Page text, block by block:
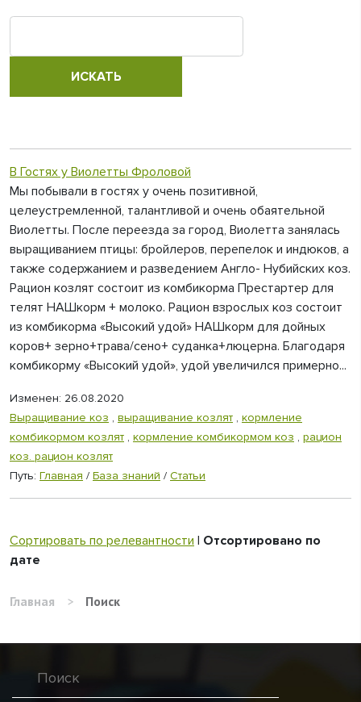
В Гостях у Виолетты Фроловой
Мы побывали в гостях у очень позитивной,
целеустремленной, талантливой и очень обаятельной
Виолетты. После переезда за город, Виолетта занялась
выращиванием птицы: бройлеров, перепелок и индюков, а
также содержанием и разведением Англо- Нубийских коз.
Рацион козлят состоит из комбикорма Престартер для
телят НАШкорм + молоко. Рацион взрослых коз состоит
из комбикорма «Высокий удой» НАШкорм для дойных
коров+ зерно+трава/сено+ суданка+люцерна. Благодаря
комбикорму «Высокий удой», удой увеличился примерно...
Изменен: 26.08.2020
Выращивание коз , выращивание козлят , кормление
комбикормом козлят , кормление комбикормом коз , рацион
коз. рацион козлят
Путь: Главная / База знаний / Статьи
Сортировать по релевантности | Отсортировано по
дате
Главная > Поиск